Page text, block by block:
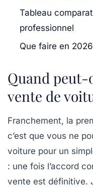
Tableau
professionnel
Que faire en
Quand peut-
vente de
Franchement, la
c’est que vous ne
voiture pour un
: une fois l’accord
vente est définitive.